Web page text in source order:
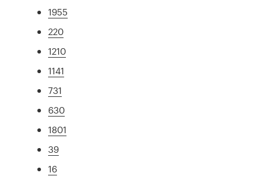
1955
220
1210
1141
731
630
1801
39
16